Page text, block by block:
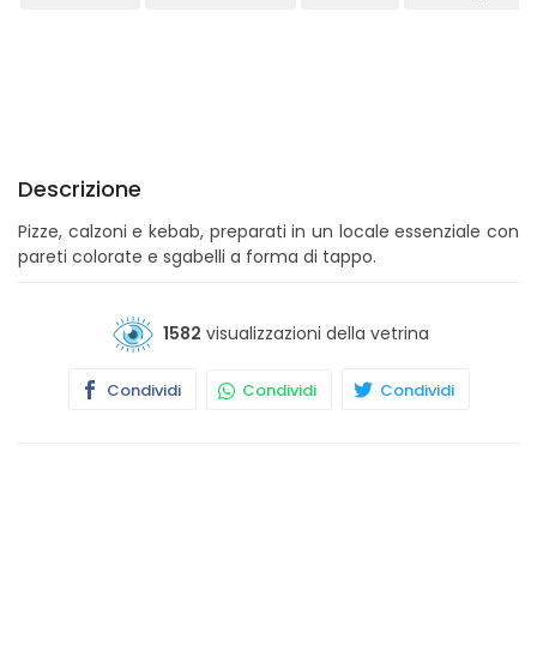
Descrizione
Pizze, calzoni e kebab, preparati in un locale essenziale con
pareti colorate e sgabelli a forma di tappo.
1582 visualizzazioni della vetrina
Condividi Condividi Condividi